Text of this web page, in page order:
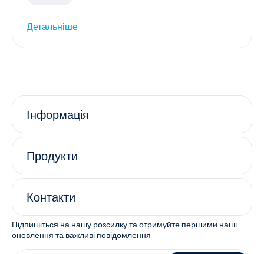
Детальніше
Інформація
Продукти
Контакти
Підпишіться на нашу розсилку та отримуйте першими наші
оновлення та важливі повідомлення